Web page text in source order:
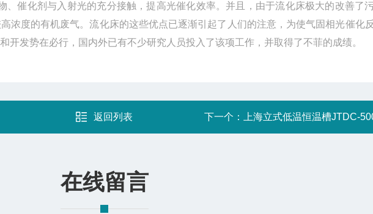
、催化剂与入射光的充分接触，提高光催化效率。并且，由于流化床极大的改善了
浓度的有机废气。流化床的这些优点已逐渐引起了人们的注意，为使气固相光催化
开发势在必行，国内外已有不少研究人员投入了该项工作，并取得了不菲的成绩。
返回列表 下一个： 上海立式低温恒温槽JTDC-
在线留言